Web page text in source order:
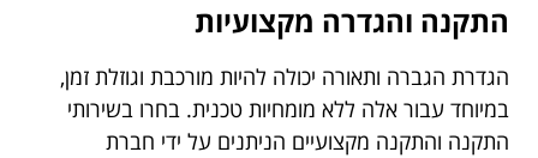
התקנה והגדרה מקצועיות
הגדרת הגברה ותאורה יכולה להיות מורכבת וגוזלת זמן,
במיוחד עבור אלה ללא מומחיות טכנית. בחרו בשירותי
התקנה והתקנה מקצועיים הניתנים על ידי חברת